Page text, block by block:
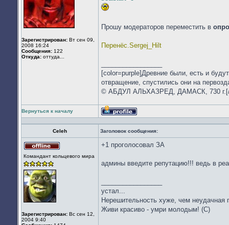
Зарегистрирован: Вт сен 09,
2008 16:24
Сообщения: 122
Откуда: оттуда...
Прошу модераторов переместить в
Перенёс.Sergej_Hilt
[color=purple]Древние были, есть и
отвращение, спустились они на
© АБДУЛ АЛЬХАЗРЕД, ДАМАСК, 730
Вернуться к началу
Профиль
Celeh Заголовок сообщения:
в
Командант кольцевого мира
Зарегистрирован: Вс сен 12,
2004 9:40
+1 проголосовал ЗА
админы введите репутацию!!! ведь в
устал...
Нерешительность хуже, чем неудачная
Живи красиво - умри молодым! (С)